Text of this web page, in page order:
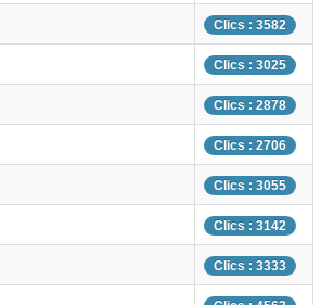
Clics : 3582
Clics : 3025
Clics : 2878
Clics : 2706
Clics : 3055
Clics : 3142
Clics : 3333